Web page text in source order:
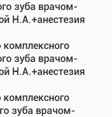
зуба врачом-
Н.А.+анестезия
комплексного
зуба врачом-
Н.А.+анестезия
комплексного
зуба врачом-